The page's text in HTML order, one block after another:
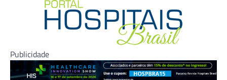
Publicidade